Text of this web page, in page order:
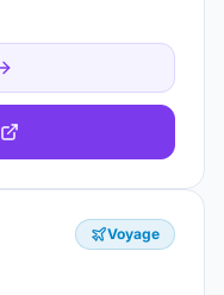
Voyage